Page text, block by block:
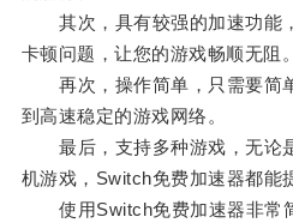
其次，具有较强的加速功能
卡顿问题，让您的游戏畅顺无阻。
再次，操作简单，只需要简
到高速稳定的游戏网络。
最后，支持多种游戏，无论
机游戏，Switch免费加速器都能
使用Switch免费加速器非常